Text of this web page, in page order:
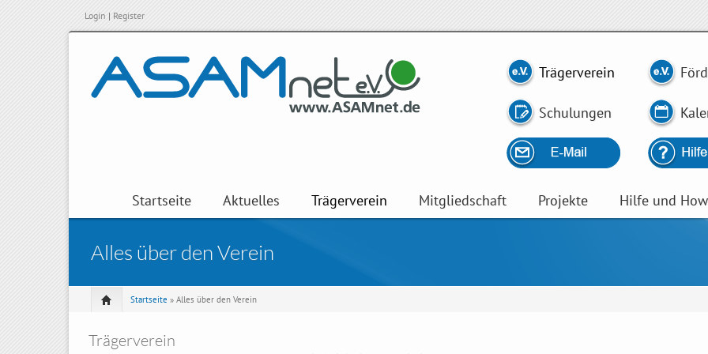
Login | Register
Trägerverein
Schulungen
Startseite Aktuelles Trägerverein Mitgliedschaft Projekte Hilfe und
Alles über den Verein
Startseite » Alles über den Verein
Trägerverein